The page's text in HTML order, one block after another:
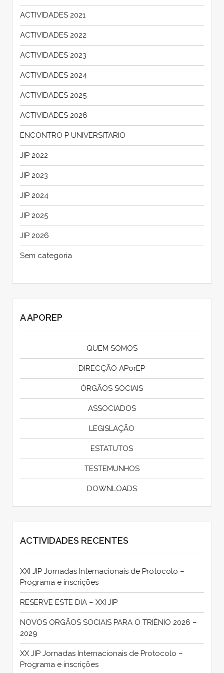
ACTIVIDADES 2021
ACTIVIDADES 2022
ACTIVIDADES 2023
ACTIVIDADES 2024
ACTIVIDADES 2025
ACTIVIDADES 2026
ENCONTRO P UNIVERSITARIO
JIP 2022
JIP 2023
JIP 2024
JIP 2025
JIP 2026
Sem categoria
A APOREP
QUEM SOMOS
DIRECÇÃO APorEP
ÓRGÃOS SOCIAIS
ASSOCIADOS
LEGISLAÇÃO
ESTATUTOS
TESTEMUNHOS
DOWNLOADS
ACTIVIDADES RECENTES
XXI JIP Jornadas Internacionais de Protocolo –
Programa e inscrições
RESERVE ESTE DIA – XXI JIP
NOVOS ORGÃOS SOCIAIS PARA O TRIÉNIO 2026 –
2029
XX JIP Jornadas Internacionais de Protocolo –
Programa e inscrições